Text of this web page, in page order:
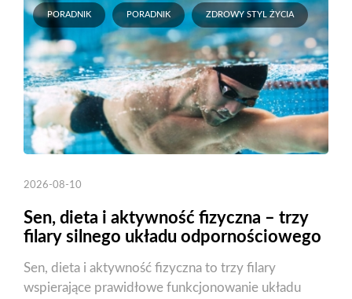
PORADNIK PORADNIK ZDROWY STYL ŻYCIA
2026-08-10
Sen, dieta i aktywność fizyczna – trzy
filary silnego układu odpornościowego
Sen, dieta i aktywność fizyczna to trzy filary
wspierające prawidłowe funkcjonowanie układu